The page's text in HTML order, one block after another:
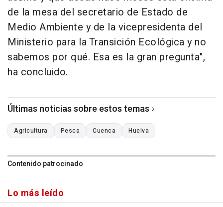
de la mesa del secretario de Estado de
Medio Ambiente y de la vicepresidenta del
Ministerio para la Transición Ecológica y no
sabemos por qué. Esa es la gran pregunta",
ha concluido.
Últimas noticias sobre estos temas
Agricultura Pesca Cuenca Huelva
Contenido patrocinado
Lo más leído